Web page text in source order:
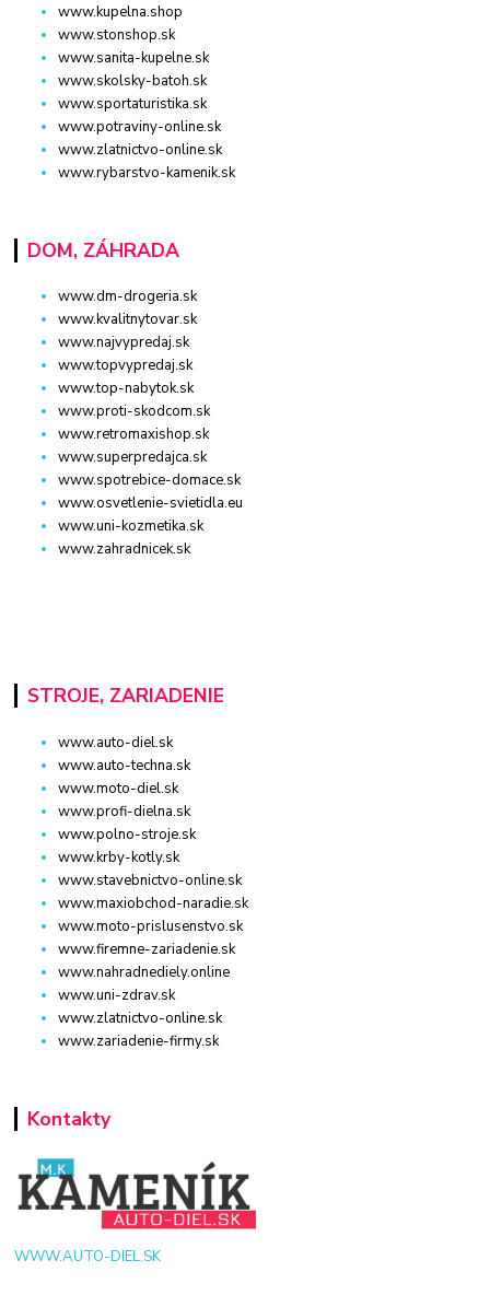
www.kupelna.shop
www.stonshop.sk
www.sanita-kupelne.sk
www.skolsky-batoh.sk
www.sportaturistika.sk
www.potraviny-online.sk
www.zlatnictvo-online.sk
www.rybarstvo-kamenik.sk
DOM, ZÁHRADA
www.dm-drogeria.sk
www.kvalitnytovar.sk
www.najvypredaj.sk
www.topvypredaj.sk
www.top-nabytok.sk
www.proti-skodcom.sk
www.retromaxishop.sk
www.superpredajca.sk
www.spotrebice-domace.sk
www.osvetlenie-svietidla.eu
www.uni-kozmetika.sk
www.zahradnicek.sk
STROJE, ZARIADENIE
www.auto-diel.sk
www.auto-techna.sk
www.moto-diel.sk
www.profi-dielna.sk
www.polno-stroje.sk
www.krby-kotly.sk
www.stavebnictvo-online.sk
www.maxiobchod-naradie.sk
www.moto-prislusenstvo.sk
www.firemne-zariadenie.sk
www.nahradnediely.online
www.uni-zdrav.sk
www.zlatnictvo-online.sk
www.zariadenie-firmy.sk
Kontakty
WWW.AUTO-DIEL.SK